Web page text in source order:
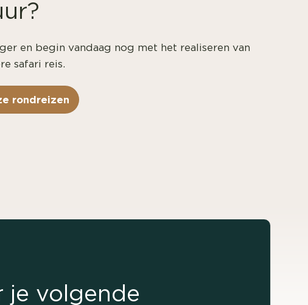
en begin vandaag nog met het realiseren van
safari reis.
rondreizen
je volgende